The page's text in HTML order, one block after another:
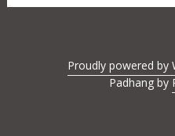
Proudly powered by
Padhang by